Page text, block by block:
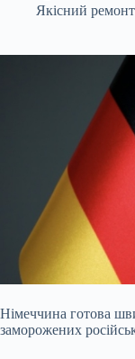
Якісний ремонт
Німеччина готова
заморожених